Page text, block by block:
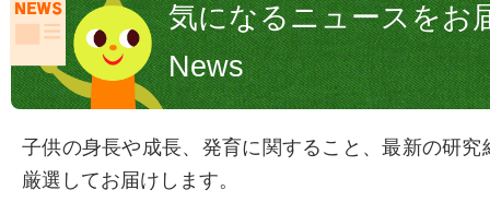
気になるニュースをお
News
子供の身長や成長、発育に関すること、最新の研
厳選してお届けします。